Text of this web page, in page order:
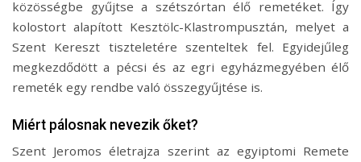
közösségbe gyűjtse a szétszórtan élő remetéket. Így
kolostort alapított Kesztölc-Klastrompusztán, melyet a
Szent Kereszt tiszteletére szenteltek fel. Egyidejűleg
megkezdődött a pécsi és az egri egyházmegyében élő
remeték egy rendbe való összegyűjtése is.
Miért pálosnak nevezik őket?
Szent Jeromos életrajza szerint az egyiptomi Remete